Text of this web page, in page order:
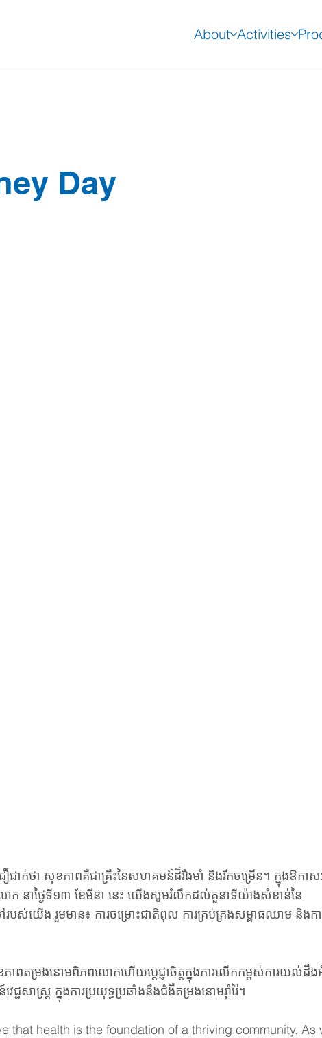
About Activities
Day
ាក់ថា សុខភាពគឺជាគ្រឹះនៃសហគមន៍ដ៏រឹងមាំ និងរីកចម្រើន។ ក្នុងឱកា
ក នាថ្ងៃទី១៣ ខែមីនា នេះ យើងសូមរំលឹកដល់តួនាទីយ៉ាងសំខាន់នៃ
យើង រួមមាន៖ ការចម្រោះជាតិពុល ការគ្រប់គ្រងសម្ពាធឈាម និងការ
ខភាពតម្រងនោមពិភពលោកហើយប្តេជ្ញាចិត្តក្នុងការលើកកម្ពស់ការយល់ដឹ
ាស្ត្រ ក្នុងការប្រយុទ្ធប្រឆាំងនឹងជំងឺតម្រងនោមរ៉ាំរ៉ៃ។
that health is the foundation of a thriving community. As